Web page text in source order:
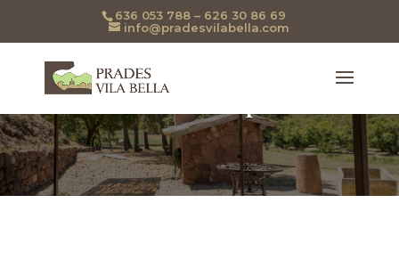
636 053 788 – 626 30 86 69
info@pradesvilabella.com
Reserva la teva escapada